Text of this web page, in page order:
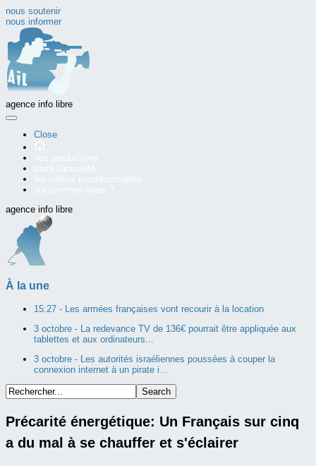
nous soutenir
nous informer
agence info libre
Close
agence info libre
À la une
15:27 - Les armées françaises vont recourir à la location
3 octobre - La redevance TV de 136€ pourrait être appliquée aux
tablettes et aux ordinateurs...
3 octobre - Les autorités israéliennes poussées à couper la
connexion internet à un pirate i...
Précarité énergétique: Un Français sur cinq
a du mal à se chauffer et s'éclairer